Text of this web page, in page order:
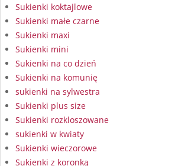
Sukienki koktajlowe
Sukienki małe czarne
Sukienki maxi
Sukienki mini
Sukienki na co dzień
Sukienki na komunię
sukienki na sylwestra
Sukienki plus size
Sukienki rozkloszowane
sukienki w kwiaty
Sukienki wieczorowe
Sukienki z koronką